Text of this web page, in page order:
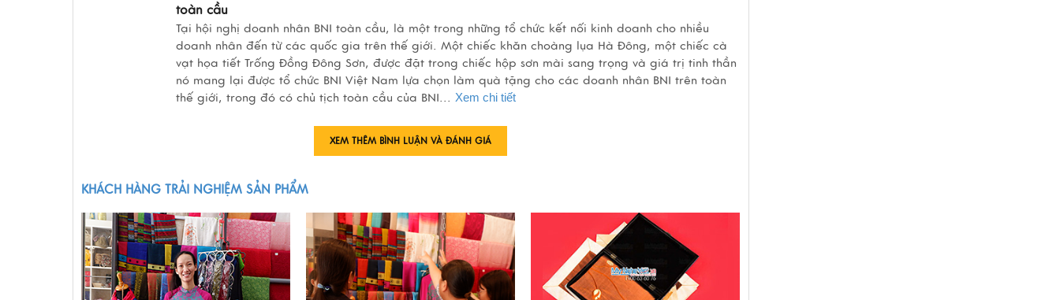
toàn cầu
Tại hội nghị doanh nhân BNI toàn cầu, là một trong những tổ chức kết nối kinh doanh cho nhiều
doanh nhân đến từ các quốc gia trên thế giới. Một chiếc khăn choàng lụa Hà Đông, một chiếc cà
vạt họa tiết Trống Đồng Đông Sơn, được đặt trong chiếc hộp sơn mài sang trọng và giá trị tinh thần
nó mang lại được tổ chức BNI Việt Nam lựa chọn làm quà tặng cho các doanh nhân BNI trên toàn
thế giới, trong đó có chủ tịch toàn cầu của BNI... Xem chi tiết
XEM THÊM BÌNH LUẬN VÀ ĐÁNH GIÁ
KHÁCH HÀNG TRẢI NGHIỆM SẢN PHẨM